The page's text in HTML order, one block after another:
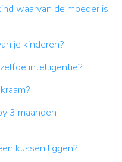
waarvan de moeder is
je kinderen?
intelligentie?
3 maanden
kussen liggen?